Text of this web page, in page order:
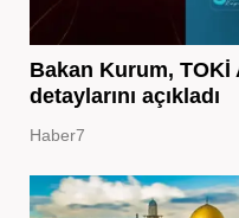
Bakan Kurum, TOKİ
detaylarını açıkladı
Haber7